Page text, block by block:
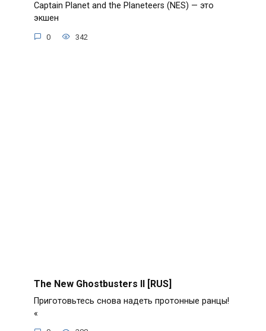
Captain Planet and the Planeteers (NES) — это
экшен
0 342
The New Ghostbusters II [RUS]
Приготовьтесь снова надеть протонные ранцы!
«